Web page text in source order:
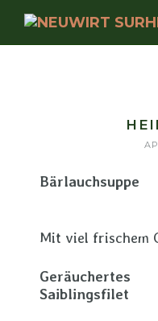
Bärlauchsuppe
Mit viel frischem
Geräuchertes